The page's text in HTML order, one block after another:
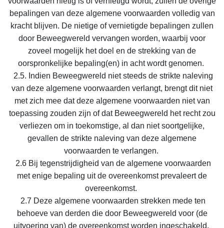
bepalingen van deze algemene voorwaarden volledig van
kracht blijven. De nietige of vernietigde bepalingen zullen
door Beweegwereld vervangen worden, waarbij voor
zoveel mogelijk het doel en de strekking van de
oorspronkelijke bepaling(en) in acht wordt genomen.
2.5. Indien Beweegwereld niet steeds de strikte naleving
van deze algemene voorwaarden verlangt, brengt dit niet
met zich mee dat deze algemene voorwaarden niet van
toepassing zouden zijn of dat Beweegwereld het recht zou
verliezen om in toekomstige, al dan niet soortgelijke,
gevallen de strikte naleving van deze algemene
voorwaarden te verlangen.
2.6 Bij tegenstrijdigheid van de algemene voorwaarden
met enige bepaling uit de overeenkomst prevaleert de
overeenkomst.
2.7 Deze algemene voorwaarden strekken mede ten
behoeve van derden die door Beweegwereld voor (de
uitvoering van) de overeenkomst worden ingeschakeld.